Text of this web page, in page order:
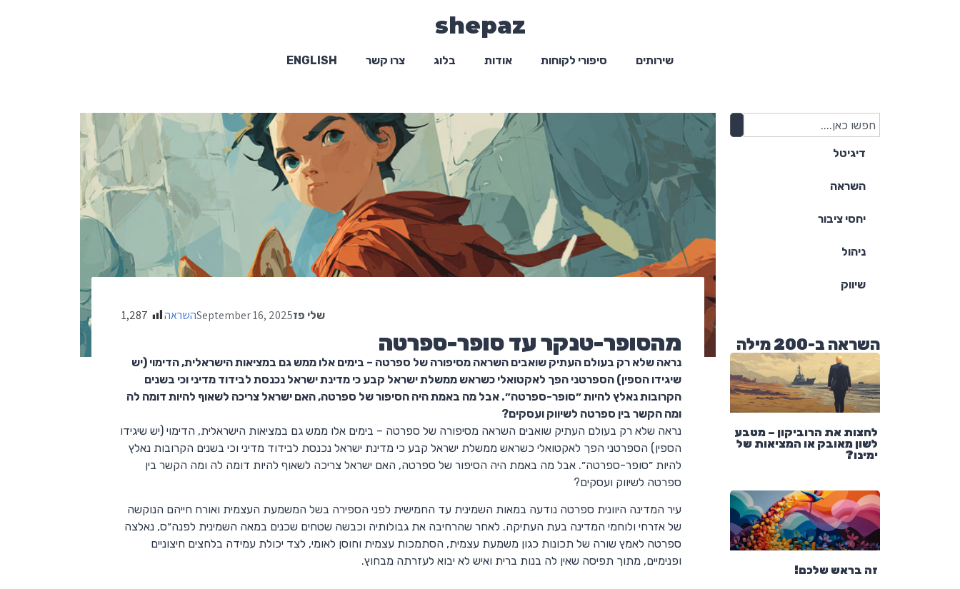
shepaz
שירותים סיפורי לקוחות אודות בלוג צרו קשר ENGLISH
1,287 השראהSeptember 16, 2025שלי פז
מהסופר-טנקר עד סופר-ספרטה
נראה שלא רק בעולם העתיק שואבים השראה מסיפורה של ספרטה – בימים אלו ממש גם במציאות הישראלית, הדימוי (יש
שיגידו הספין) הספרטני הפך לאקטואלי כשראש ממשלת ישראל קבע כי מדינת ישראל נכנסת לבידוד מדיני וכי בשנים
הקרובות נאלץ להיות ״סופר-ספרטה״. אבל מה באמת היה הסיפור של ספרטה, האם ישראל צריכה לשאוף להיות דומה לה
ומה הקשר בין ספרטה לשיווק ועסקים?
נראה שלא רק בעולם העתיק שואבים השראה מסיפורה של ספרטה – בימים אלו ממש גם במציאות הישראלית, הדימוי (יש שיגידו
הספין) הספרטני הפך לאקטואלי כשראש ממשלת ישראל קבע כי מדינת ישראל נכנסת לבידוד מדיני וכי בשנים הקרובות נאלץ
להיות ״סופר-ספרטה״. אבל מה באמת היה הסיפור של ספרטה, האם ישראל צריכה לשאוף להיות דומה לה ומה הקשר בין
ספרטה לשיווק ועסקים?
עיר המדינה היוונית ספרטה נודעה במאות השמינית עד החמישית לפני הספירה בשל המשמעת העצמית ואורח חייהם הנוקשה
של אזרחי ולוחמי המדינה בעת העתיקה. לאחר שהרחיבה את גבולותיה וכבשה שטחים שכנים במאה השמינית לפנה״ס, נאלצה
ספרטה לאמץ שורה של תכונות כגון משמעת עצמית, הסתמכות עצמית וחוסן לאומי, לצד יכולת עמידה בלחצים חיצוניים
ופנימיים, מתוך תפיסה שאין לה בנות ברית ואיש לא יבוא לעזרתה מבחוץ.
דיגיטל
השראה
יחסי ציבור
ניהול
שיווק
השראה ב-200 מילה
לחצות את הרוביקון – מטבע
לשון מאובק או המציאות של
ימינו?
זה בראש שלכם!